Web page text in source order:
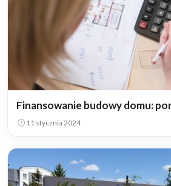
Finansowanie budowy domu:
11 stycznia 2024